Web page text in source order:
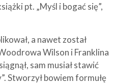
pt. „Myśl i bogać się”,
a nawet został
Wilson i Franklina
sam musiał stawić
Stworzył bowiem formułę